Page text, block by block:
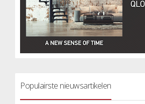
Populairste nieuwsartikelen